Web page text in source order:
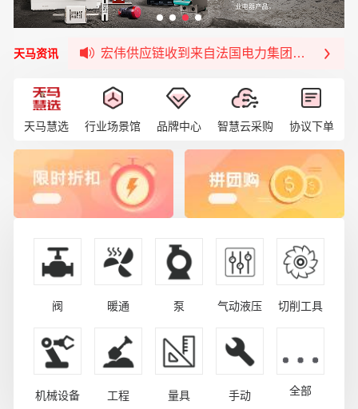
天马资讯
签约喜讯 | 宏伟与中铝集团成功签约！
福清核电—WD-40产品交流会圆满结束
宏伟天马与网易严选达成品牌合作
宏伟供应链收到来自法国电力集团感谢信
天马慧选 行业场景馆 品牌中心 智慧云采购 协议下单
阀 暖通 泵 气动液压 切削工具
机械设备 工程 量具 手动 全部